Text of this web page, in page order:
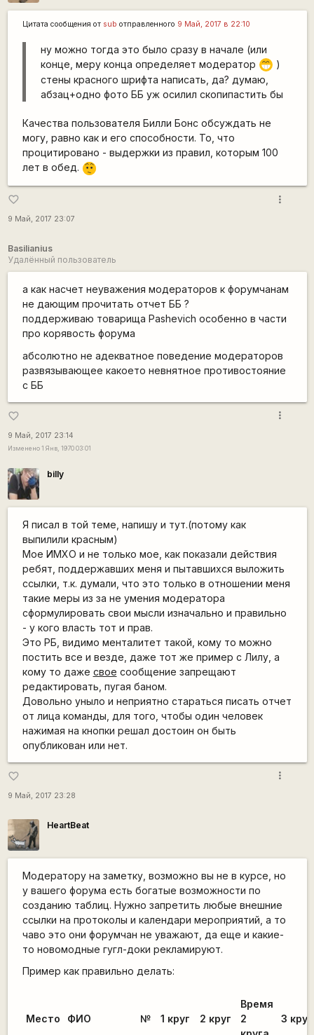
Цитата сообщения от sub отправленного 9 Май, 2017 в 22:10
ну можно тогда это было сразу в начале (или
конце, меру конца определяет модератор ;D )
стены красного шрифта написать, да? думаю,
абзац+одно фото ББ уж осилил скопипастить бы
Качества пользователя Билли Бонс обсуждать не
могу, равно как и его способности. То, что
процитировано - выдержки из правил, которым 100
лет в обед. :-/
favorite_border
9 Май, 2017 23:07
more_vert
Basilianius
Удалённый пользователь
а как насчет неуважения модераторов к форумчанам
не дающим прочитать отчет ББ ?
поддерживаю товарища Pashevich особенно в части
про корявость форума
абсолютно не адекватное поведение модераторов
развязывающее какоето невнятное противостояние
с ББ
favorite_border
9 Май, 2017 23:14
Изменено 1 Янв, 1970 03:01
more_vert
billy
Я писал в той теме, напишу и тут.(потому как
выпилили красным)
Мое ИМХО и не только мое, как показали действия
ребят, поддержавших меня и пытавшихся выложить
ссылки, т.к. думали, что это только в отношении меня
такие меры из за не умения модератора
сформулировать свои мысли изначально и правильно
- у кого власть тот и прав.
Это РБ, видимо менталитет такой, кому то можно
постить все и везде, даже тот же пример с Лилу, а
кому то даже свое сообщение запрещают
редактировать, пугая баном.
Довольно уныло и неприятно стараться писать отчет
от лица команды, для того, чтобы один человек
нажимая на кнопки решал достоин он быть
опубликован или нет.
favorite_border
9 Май, 2017 23:28
more_vert
HeartBeat
Модератору на заметку, возможно вы не в курсе, но
у вашего форума есть богатые возможности по
созданию таблиц. Нужно запретить любые внешние
ссылки на протоколы и календари мероприятий, а то
чаво это они форумчан не уважают, да еще и какие-
то новомодные гугл-доки рекламируют.
Пример как правильно делать:
Место ФИО № 1 круг 2 круг
Время
2
3 круг